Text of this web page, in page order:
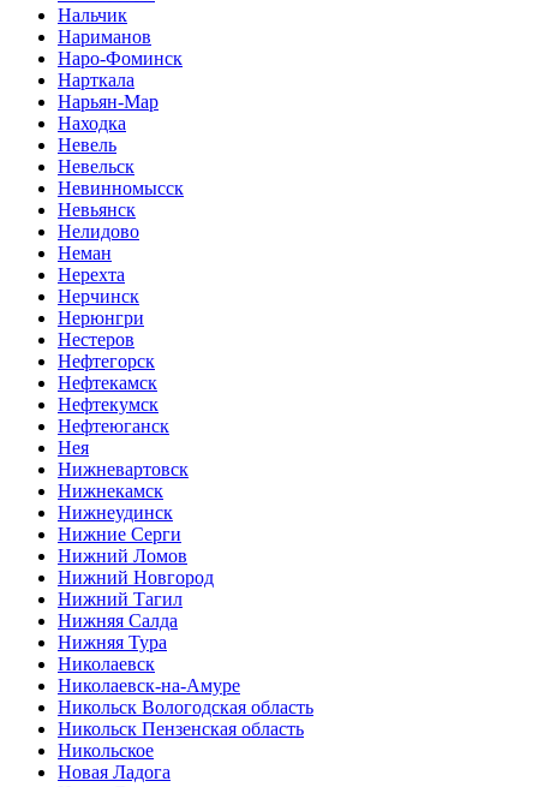
Нальчик
Нариманов
Наро-Фоминск
Нарткала
Нарьян-Мар
Находка
Невель
Невельск
Невинномысск
Невьянск
Нелидово
Неман
Нерехта
Нерчинск
Нерюнгри
Нестеров
Нефтегорск
Нефтекамск
Нефтекумск
Нефтеюганск
Нея
Нижневартовск
Нижнекамск
Нижнеудинск
Нижние Серги
Нижний Ломов
Нижний Новгород
Нижний Тагил
Нижняя Салда
Нижняя Тура
Николаевск
Николаевск-на-Амуре
Никольск Вологодская область
Никольск Пензенская область
Никольское
Новая Ладога